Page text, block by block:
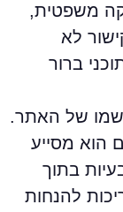
משפטית,
לא
ברור
של האתר.
מסייע
בתוך
להנחות